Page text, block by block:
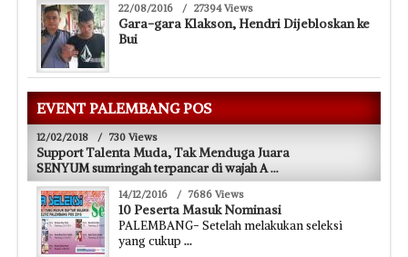
22/08/2016 / 27394 Views
Gara-gara Klakson, Hendri Dijebloskan ke
Bui
EVENT PALEMBANG POS
12/02/2018 / 730 Views
Support Talenta Muda, Tak Menduga Juara
SENYUM sumringah terpancar di wajah A...
14/12/2016 / 7686 Views
10 Peserta Masuk Nominasi
PALEMBANG- Setelah melakukan seleksi
yang cukup ...